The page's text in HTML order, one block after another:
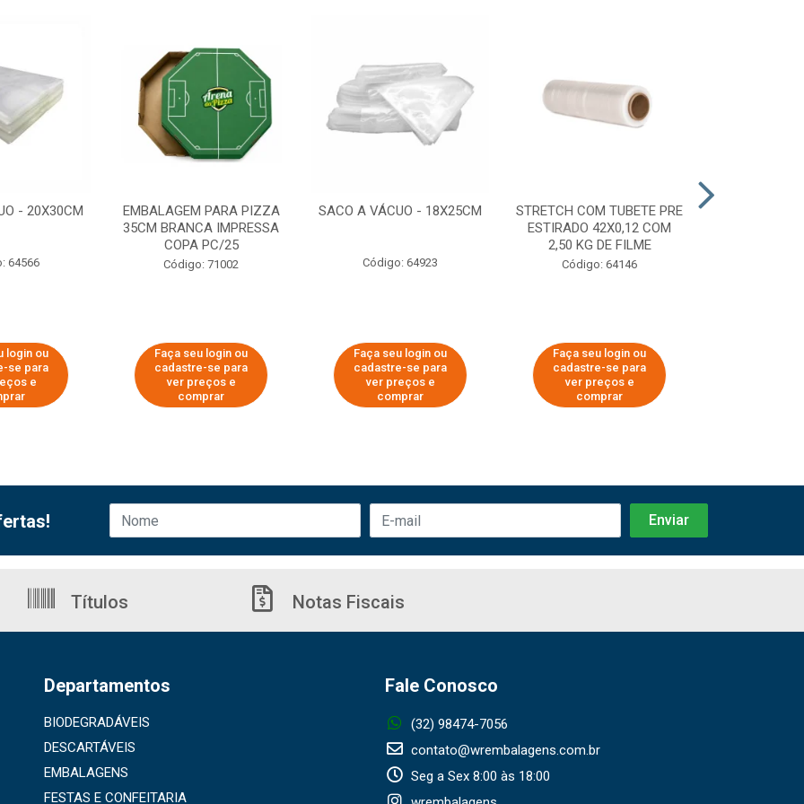
- 20X30CM
64566
login ou
se para
e
EMBALAGEM PARA PIZZA
35CM BRANCA IMPRESSA
COPA PC/25
Código: 71002
Faça seu login ou
cadastre-se para
ver preços e
comprar
SACO A VÁCUO - 18X25CM
Código: 64923
Faça seu login ou
cadastre-se para
ver preços e
comprar
STRETCH COM TUBETE PRE
ESTIRADO 42X0,12 COM
2,50 KG DE FILME
Código: 64146
Faça seu login ou
cadastre-se para
ver preços e
comprar
Títulos Notas Fiscais
Departamentos
BIODEGRADÁVEIS
DESCARTÁVEIS
EMBALAGENS
FESTAS E CONFEITARIA
Fale Conosco
(32) 98474-7056
contato@wrembalagens.com.br
Seg a Sex 8:00 às 18:00